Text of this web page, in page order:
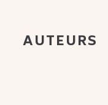
AUTEURS